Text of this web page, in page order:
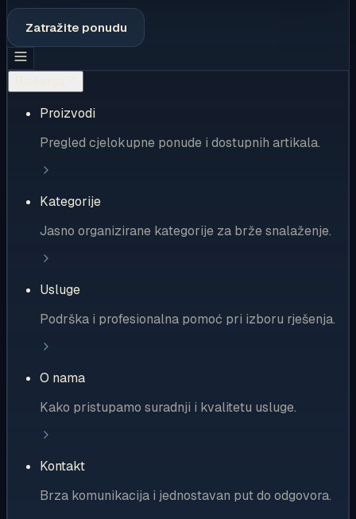
Zatražite ponudu
Proizvodi
Pregled cjelokupne ponude i dostupnih artikala.
Kategorije
Jasno organizirane kategorije za brže snalaženje.
Usluge
Podrška i profesionalna pomoć pri izboru rješenja.
O nama
Kako pristupamo suradnji i kvalitetu usluge.
Kontakt
Brza komunikacija i jednostavan put do odgovora.